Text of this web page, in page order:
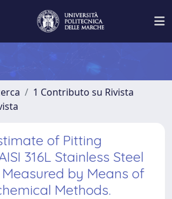
1 Contributo su Rivista
of Pitting
316L Stainless Steel
Measured by Means of
Methods.